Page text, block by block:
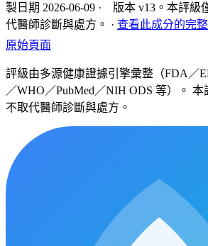
製日期 2026-06-09 · 版本 v13。本評級
代醫師診斷與處方。 · 查看此成分的完
原始頁面
評級由多源健康證據引擎彙整（FDA／
／WHO／PubMed／NIH ODS 等）。 本
不取代醫師診斷與處方。